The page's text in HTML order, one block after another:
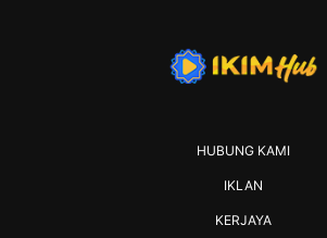
HUBUNG KAMI
IKLAN
KERJAYA